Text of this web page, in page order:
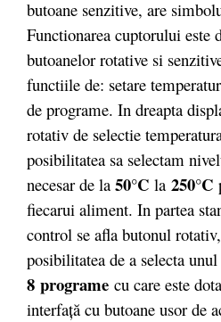
butoane senzitive, are
Functionarea cuptorului este
butoanelor rotative si
functiile de: setare
de programe. In dreapta
rotativ de selectie
posibilitatea sa selectam
necesar de la 50°C la 250°C
fiecarui aliment. In partea
control se afla butonul
posibilitatea de a selecta
8 programe cu care este
interfaţă cu butoane usor de